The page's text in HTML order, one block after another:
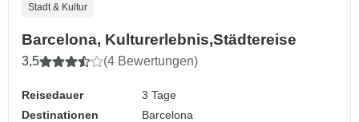
Stadt & Kultur
Barcelona, Kulturerlebnis,Städtereise
3,5 (4 Bewertungen)
Reisedauer
3 Tage
Destinationen
Barcelona